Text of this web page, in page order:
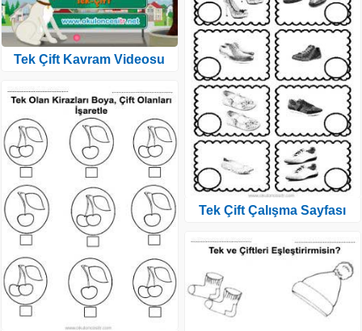
Tek Çift Kavram Videosu
Tek Çift Çalışma Sayfası